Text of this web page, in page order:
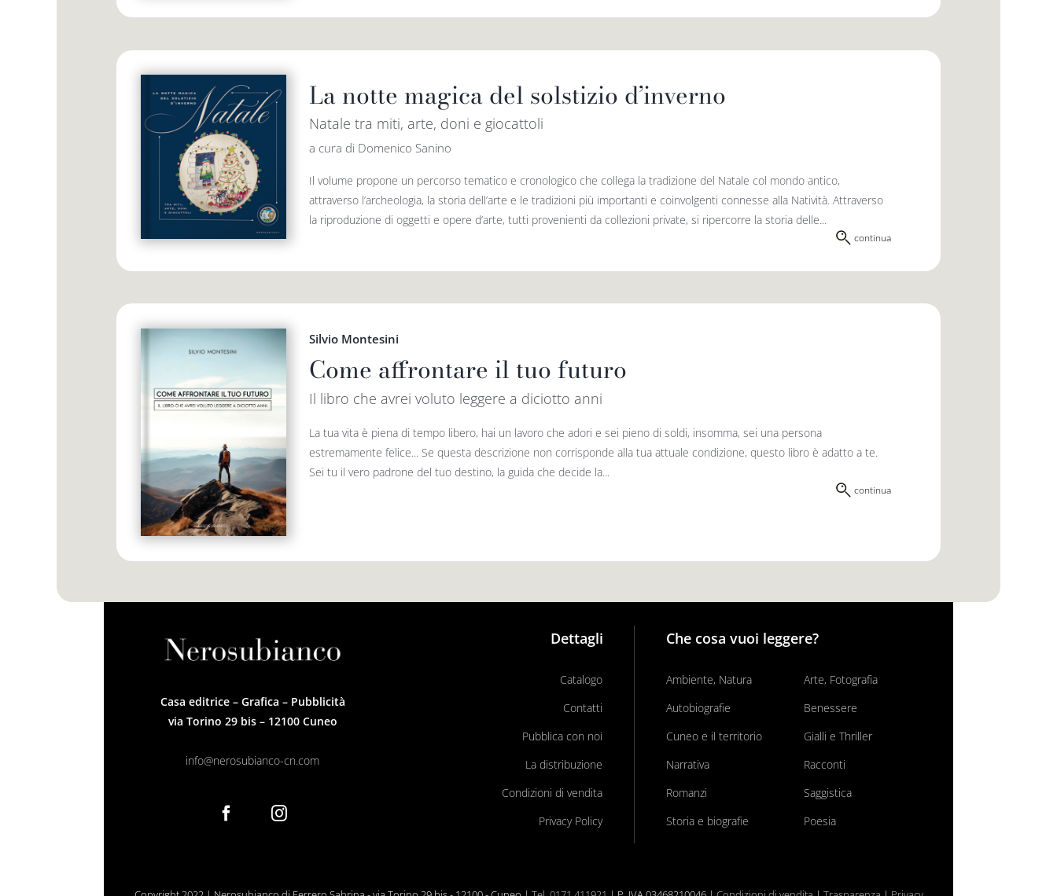
La notte magica del solstizio d’inverno
Natale tra miti, arte, doni e giocattoli
a cura di Domenico Sanino
Il volume propone un percorso tematico e cronologico che collega la tradizione del Natale col mondo antico,
attraverso l’archeologia, la storia dell’arte e le tradizioni più importanti e coinvolgenti connesse alla Natività. Attraverso
la riproduzione di oggetti e opere d’arte, tutti provenienti da collezioni private, si ripercorre la storia delle...
continua
Silvio Montesini
Come affrontare il tuo futuro
Il libro che avrei voluto leggere a diciotto anni
La tua vita è piena di tempo libero, hai un lavoro che adori e sei pieno di soldi, insomma, sei una persona
estremamente felice... Se questa descrizione non corrisponde alla tua attuale condizione, questo libro è adatto a te.
Sei tu il vero padrone del tuo destino, la guida che decide la...
continua
Casa editrice – Grafica – Pubblicità
via Torino 29 bis – 12100 Cuneo
info@nerosubianco-cn.com
Dettagli
Catalogo
Contatti
Pubblica con noi
La distribuzione
Condizioni di vendita
Privacy Policy
Che cosa vuoi leggere?
Ambiente, Natura
Arte, Fotografia
Autobiografie
Benessere
Cuneo e il territorio
Gialli e Thriller
Narrativa
Racconti
Romanzi
Saggistica
Storia e biografie
Poesia